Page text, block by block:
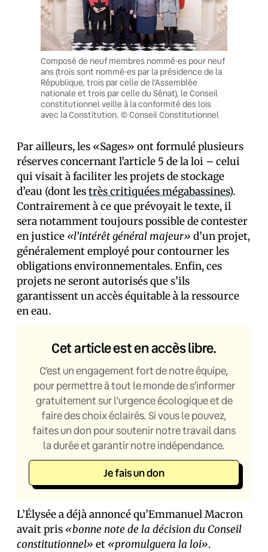
Composé de neuf membres nommé·es pour neuf
ans (trois sont nommé·es par la présidence de la
République, trois par celle de l’Assemblée
nationale et trois par celle du Sénat), le Conseil
constitutionnel veille à la conformité des lois
avec la Constitution. © Conseil Constitutionnel
Par ailleurs, les «Sages» ont formulé plusieurs
réserves concernant l’article 5 de la loi – celui
qui visait à faciliter les projets de stockage
d’eau (dont lestrès critiquées mégabassines).
Contrairement à ce que prévoyait le texte, il
sera notamment toujours possible de contester
en justice «l’intérêt général majeur» d’un projet,
généralement employé pour contourner les
obligations environnementales. Enfin, ces
projets ne seront autorisés que s’ils
garantissent un accès équitable à la ressource
en eau.
Cet article est en accès libre.
C’est un engagement fort de notre équipe,
pour permettre à tout le monde de s’informer
gratuitement sur l’urgence écologique et de
faire des choix éclairés. Si vous le pouvez,
faites un don pour soutenir notre travail dans
la durée et garantir notre indépendance.
Je fais un don
L’Élysée a déjà annoncé qu’Emmanuel Macron
avait pris «bonne note de la décision du Conseil
constitutionnel» et «promulguera la loi».